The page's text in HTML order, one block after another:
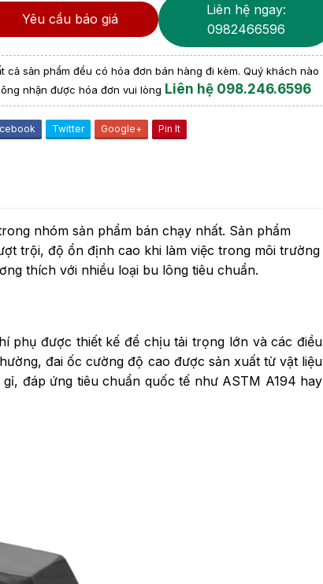
Yêu cầu báo giá
Liên hệ ngay:
0982466596
cả sản phẩm đều có hóa đơn bán hàng đi kèm. Quý khách nào
nhận được hóa đơn vui lòng Liên hệ 098.246.6596
Twitter Google+ Pin It
nhóm sản phẩm bán chạy nhất. Sản phẩm
trội, độ ổn định cao khi làm việc trong môi trường
thích với nhiều loại bu lông tiêu chuẩn.
phụ được thiết kế để chịu tải trọng lớn và các điều
đai ốc cường độ cao được sản xuất từ ​​vật liệu
đáp ứng tiêu chuẩn quốc tế như ASTM A194 hay